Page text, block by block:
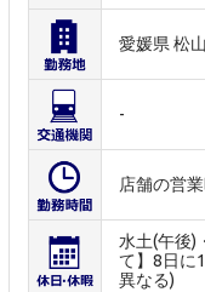
愛媛県 松
-
店舗の営
水土(午後)
て】8日に
異なる)